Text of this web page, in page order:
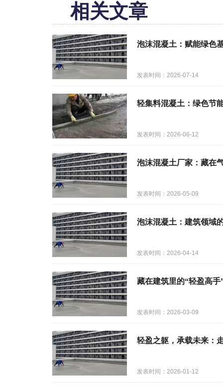
相关文章
泡沫混凝土：赋能绿色
发表时间：2026-07-14
轻集料混凝土：绿色节
发表时间：2026-06-12
泡沫混凝土厂家：藏在
发表时间：2026-05-09
泡沫混凝土：建筑领域
发表时间：2026-04-14
藏在建筑里的“轻盈高
发表时间：2026-03-09
轻盈之躯，承载未来：
发表时间：2026-01-12